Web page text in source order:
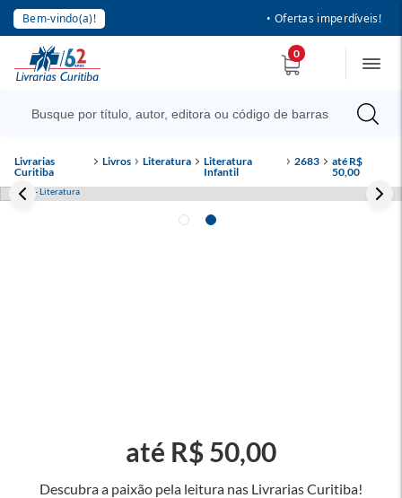
Bem-vindo(a)! • Ofertas imperdíveis!
0
Livrarias
Curitiba
Livros Literatura
Literatura
Infantil
2683
até R$
50,00
Descubra a paixão pela leitura nas Livrarias Curitiba!
até R$ 50,00